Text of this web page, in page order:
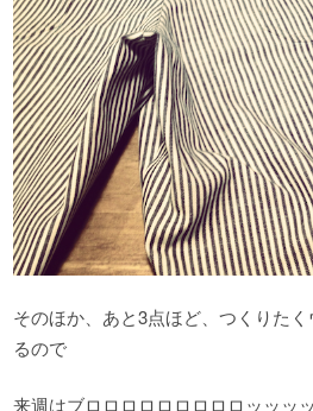
そのほか、あと3点ほど、つくりた
るので
来週はブロロロロロロロロロッッッ